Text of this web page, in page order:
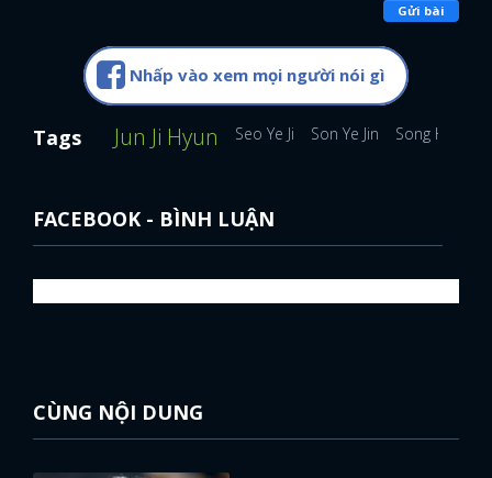
ĐĂNG NHẬP
Gửi bài
Nhấp vào xem mọi người nói gì
Tags Jun Ji Hyun Seo Ye Ji Son Ye Jin Song Hye Kyo
FACEBOOK - BÌNH LUẬN
CÙNG NỘI DUNG